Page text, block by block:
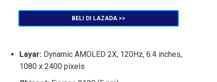
BELI DI LAZADA >>
Layar: Dynamic AMOLED 2X, 120Hz, 6.4 inches,
1080 x 2400 pixels